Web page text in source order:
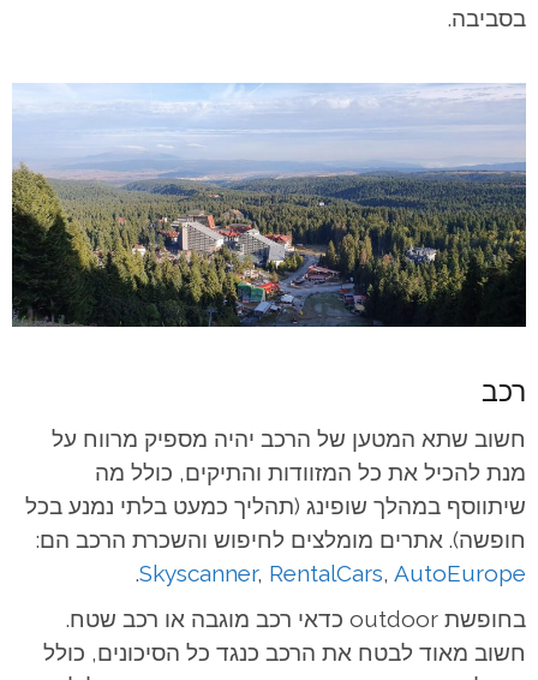
בסביבה.
רכב
חשוב שתא המטען של הרכב יהיה מספיק מרווח על
מנת להכיל את כל המזוודות והתיקים, כולל מה
שיתווסף במהלך שופינג (תהליך כמעט בלתי נמנע בכל
חופשה). אתרים מומלצים לחיפוש והשכרת הרכב הם:
Skyscanner, RentalCars, AutoEurope
.
בחופשת outdoor כדאי רכב מוגבה או רכב שטח.
חשוב מאוד לבטח את הרכב כנגד כל הסיכונים, כולל